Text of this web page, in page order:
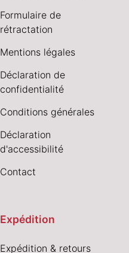
Formulaire de
rétractation
Mentions légales
Déclaration de
confidentialité
Conditions générales
Déclaration
d'accessibilité
Contact
Expédition
Expédition & retours